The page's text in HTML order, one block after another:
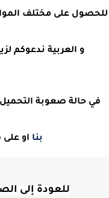
للحصول على مختلف
و العربية ندعوكم
في حالة صعوبة
بنا او على
للعودة إلى